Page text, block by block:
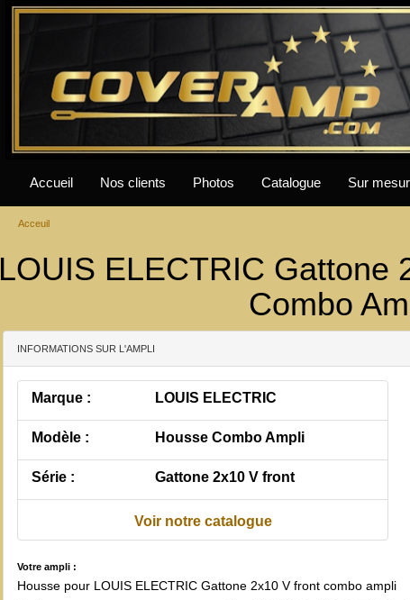
Accueil Nos clients Photos Catalogue Sur
Acceuil
LOUIS ELECTRIC Gattone
Combo
INFORMATIONS SUR L'AMPLI
Marque : LOUIS ELECTRIC
Modèle : Housse Combo Ampli
Série : Gattone 2x10 V front
Voir notre catalogue
Votre ampli :
Housse pour LOUIS ELECTRIC Gattone 2x10 V front combo ampli